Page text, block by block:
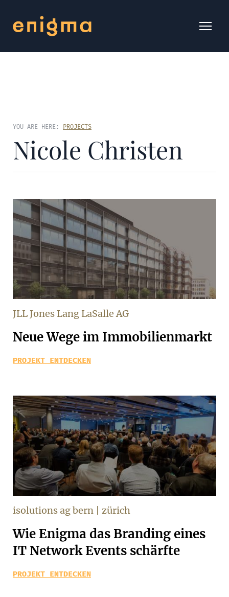
YOU ARE HERE: PROJECTS
Nicole Christen
JLL Jones Lang LaSalle AG
Neue Wege im Immobilienmarkt
PROJEKT ENTDECKEN
isolutions ag bern | zürich
Wie Enigma das Branding eines
IT Network Events schärfte
PROJEKT ENTDECKEN